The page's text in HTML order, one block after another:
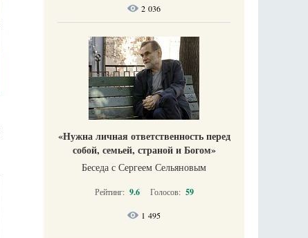
2 036
«Нужна личная ответственность перед
собой, семьей, страной и Богом»
Беседа с Сергеем Сельяновым
Рейтинг: 9.6 Голосов: 59
1 495